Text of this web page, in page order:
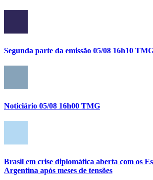
Segunda parte da emissão 05/08 16h10
Noticiário 05/08 16h00 TMG
Brasil em crise diplomática aberta com os
Argentina após meses de tensões